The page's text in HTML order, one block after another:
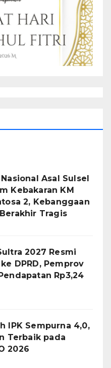
Asal Sulsel
Kebakaran KM
2, Kebanggaan
Tragis
2027 Resmi
DPRD, Pemprov
Rp3,24
IPK Sempurna 4,0,
Terbaik pada
2026